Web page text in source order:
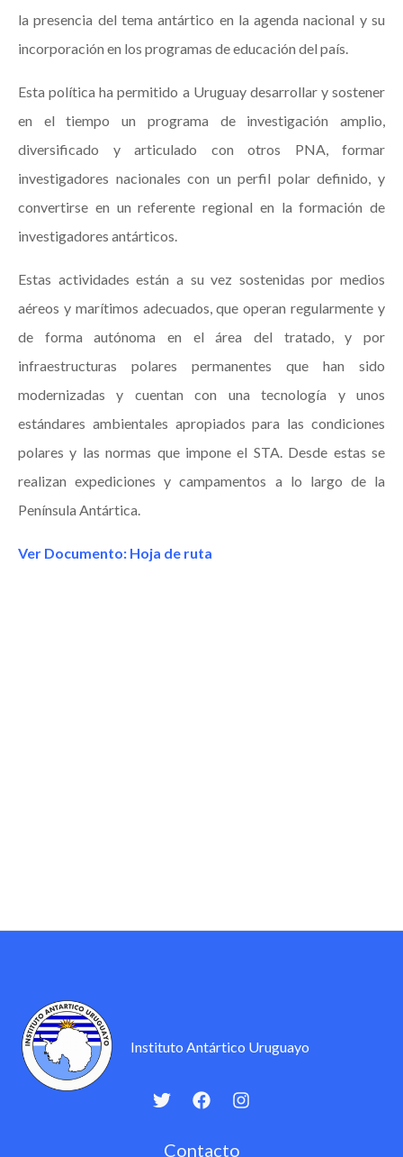
la presencia del tema antártico en la agenda nacional y su
incorporación en los programas de educación del país.
Esta política ha permitido a Uruguay desarrollar y sostener
en el tiempo un programa de investigación amplio,
diversificado y articulado con otros PNA, formar
investigadores nacionales con un perfil polar definido, y
convertirse en un referente regional en la formación de
investigadores antárticos.
Estas actividades están a su vez sostenidas por medios
aéreos y marítimos adecuados, que operan regularmente y
de forma autónoma en el área del tratado, y por
infraestructuras polares permanentes que han sido
modernizadas y cuentan con una tecnología y unos
estándares ambientales apropiados para las condiciones
polares y las normas que impone el STA. Desde estas se
realizan expediciones y campamentos a lo largo de la
Península Antártica.
Ver Documento: Hoja de ruta
Instituto Antártico Uruguayo
Contacto